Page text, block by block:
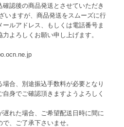
認後の商品発送とさせていただき
いますが、商品発送をスムーズに行
ールアドレス、もしくは電話番号ま
よろしくお願い申し上げます。
合、別途振込手数料が必要となり
身でご確認頂きますようよろしく
れた場合、ご希望配送日時に間に
、ご了承下さいませ。